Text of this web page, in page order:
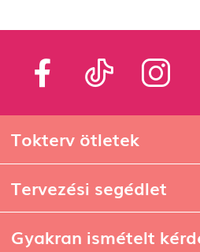
Tokterv ötletek
Tervezési segédlet
Gyakran ismételt